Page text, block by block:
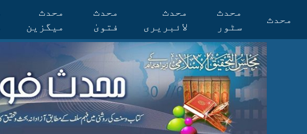
محدث
محدث
سٹور
محدث
لائبریری
محدث
فتویٰ
محدث
میگزین